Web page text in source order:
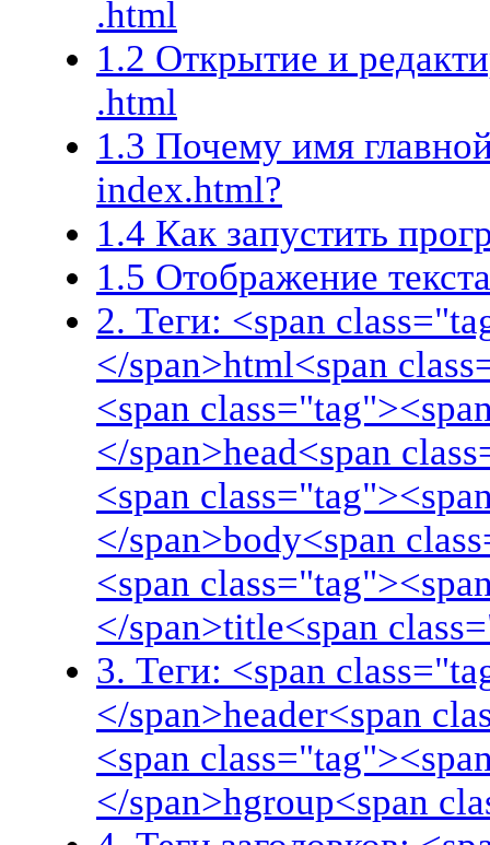
.html
1.2 Открытие и
.html
1.3 Почему имя
index.html?
1.4 Как запустить
1.5 Отображение
2. Теги: <span
</span>html<span
<span
</span>head<span
<span
</span>body<span
<span
</span>title<span
3. Теги: <span
</span>header<span
<span
</span>hgroup<span